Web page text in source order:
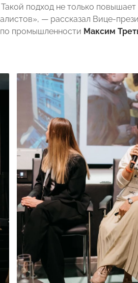
подход не только
— рассказал Вице-
промышленности Максим